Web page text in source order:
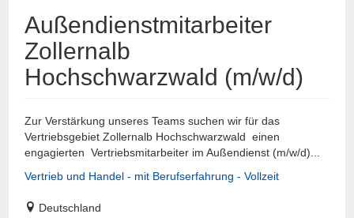
Außendienstmitarbeiter
Zollernalb
Hochschwarzwald (m/w/d)
Zur Verstärkung unseres Teams suchen wir für das
Vertriebsgebiet Zollernalb Hochschwarzwald einen
engagierten Vertriebsmitarbeiter im Außendienst (m/w/d)...
Vertrieb und Handel - mit Berufserfahrung - Vollzeit
Deutschland